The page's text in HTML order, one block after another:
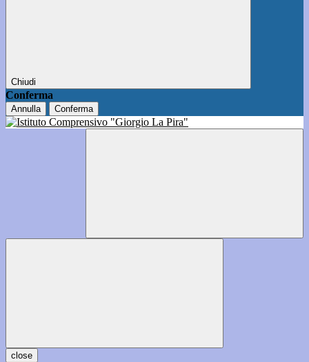
Chiudi
Conferma
Annulla Conferma
close